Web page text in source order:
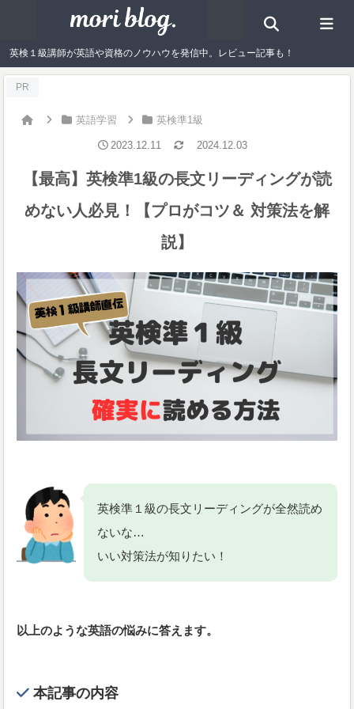
英検１級講師が英語や資格のノウハウを発信中。レビュー記事も！
PR
英語学習 英検準1級
【最高】英検準1級の長文リーディングが読
めない人必見！【プロがコツ＆ 対策法を解
説】
2023.12.11 2024.12.03
英検準１級の長文リーディングが全然読め
ないな…
いい対策法が知りたい！
以上のような英語の悩みに答えます。
本記事の内容